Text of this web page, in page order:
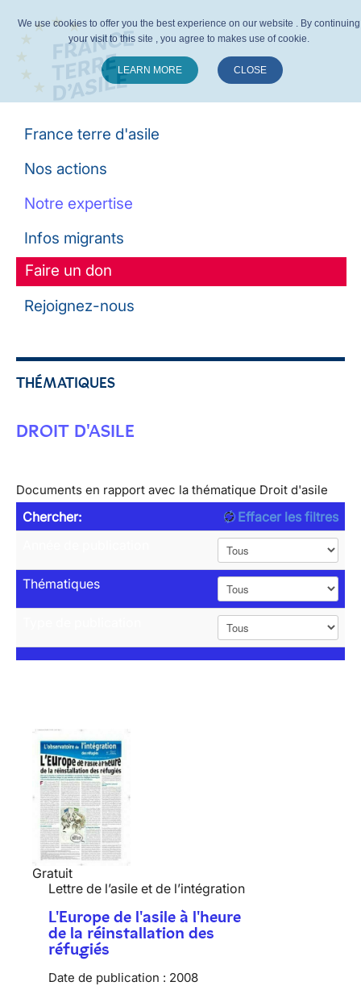
France terre d'asile
Nos actions
Notre expertise
Infos migrants
Faire un don
Rejoignez-nous
THÉMATIQUES
DROIT D'ASILE
Documents en rapport avec la thématique Droit d'asile
Chercher:
Effacer les filtres
Thématiques
Gratuit
Lettre de l’asile et de l’intégration
L'Europe de l'asile à l'heure
de la réinstallation des
réfugiés
Date de publication : 2008
We use cookies to offer you the best experience on our website . By continuing
your visit to this site , you agree to makes use of cookie.
LEARN MORE CLOSE